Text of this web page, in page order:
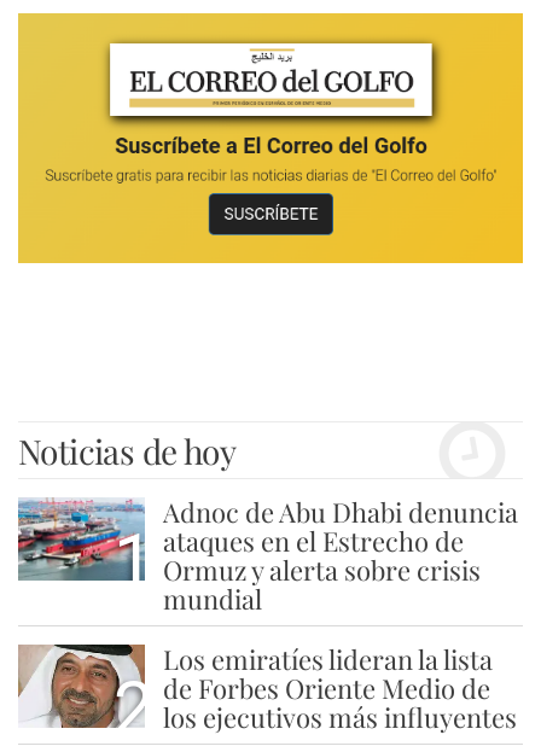
Noticias de hoy
1
Adnoc de Abu Dhabi denuncia
ataques en el Estrecho de
Ormuz y alerta sobre crisis
mundial
2
Los emiratíes lideran la lista
de Forbes Oriente Medio de
los ejecutivos más influyentes